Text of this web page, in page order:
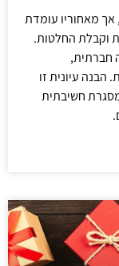
אך מאחוריו עומדת
וקבלת החלטות.
חברתית,
הבנה עיונית זו
חשיבתית